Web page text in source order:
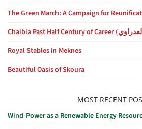
The Green March: A Campaign for
Royal Stables in Meknes
Beautiful Oasis of Skoura
MOST RECENT
Wind-Power as a Renewable Energy